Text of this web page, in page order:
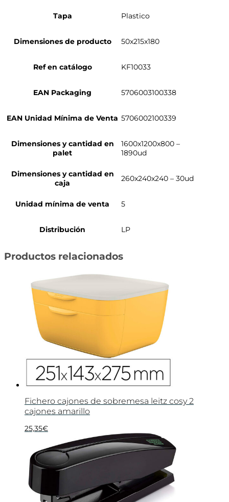
Tapa Plastico
Dimensiones de producto 50x215x180
Ref en catálogo KF10033
EAN Packaging 5706003100338
EAN Unidad Mínima de Venta 5706002100339
Dimensiones y cantidad en
palet
1600x1200x800 –
1890ud
Dimensiones y cantidad en
caja
260x240x240 – 30ud
Unidad mínima de venta 5
Distribución LP
Productos relacionados
Fichero cajones de sobremesa leitz cosy 2
cajones amarillo
25,35€